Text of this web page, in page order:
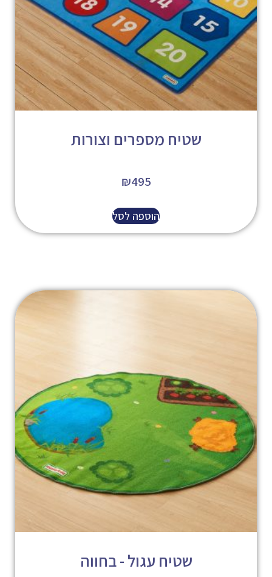
שטיח מספרים וצורות
₪495
הוספה לסל
שטיח עגול - בחווה